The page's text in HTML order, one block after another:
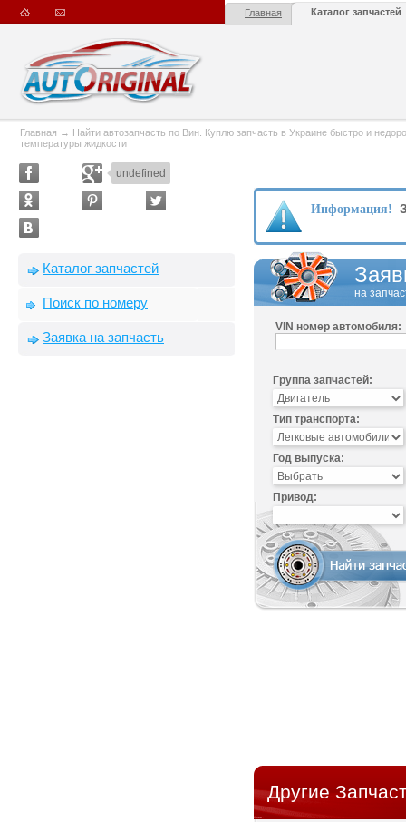
Главная Каталог запчастей
Главная → Найти автозапчасть по Вин. Куплю запчасть в Украине быстро и
температуры жидкости
undefined
Каталог запчастей
Поиск по номеру
Заявка на запчасть
Информация!
на
VIN номер автомобиля:
Группа запчастей:
Тип транспорта:
Год выпуска:
Привод:
Другие